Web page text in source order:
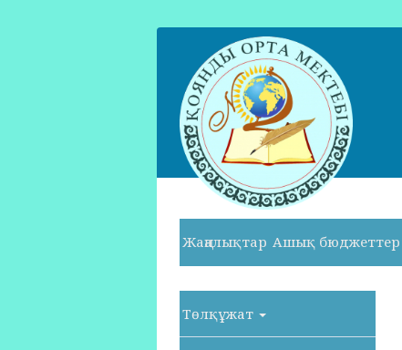
Жаңалықтар Ашық бюджеттер
Төлқұжат